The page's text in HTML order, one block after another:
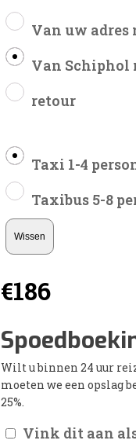
Van uw adres
Van Schiphol
retour
Taxi 1-4
Taxibus 5-8
Wissen
€186
Wilt u binnen 24 uur
moeten we een opslag
25%.
Vink dit aan